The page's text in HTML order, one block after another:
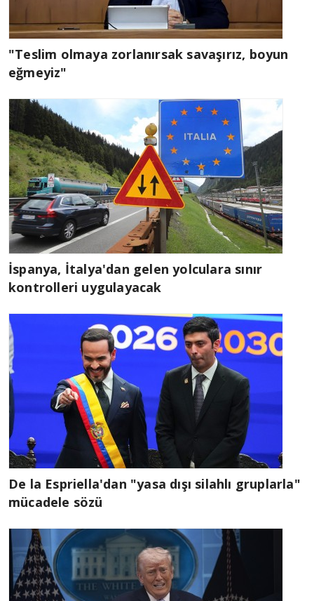
"Teslim olmaya zorlanırsak savaşırız, boyun
eğmeyiz"
İspanya, İtalya'dan gelen yolculara sınır
kontrolleri uygulayacak
De la Espriella'dan "yasa dışı silahlı gruplarla"
mücadele sözü